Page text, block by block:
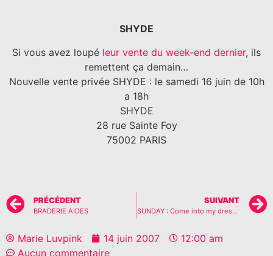
SHYDE
Si vous avez loupé leur vente du week-end dernier, ils
remettent ça demain…
Nouvelle vente privée SHYDE : le samedi 16 juin de 10h
a 18h
SHYDE
28 rue Sainte Foy
75002 PARIS
PRÉCÉDENT
BRADERIE AIDES
SUIVANT
SUNDAY : Come into my dressing…
Marie Luvpink 14 juin 2007
12:00 am
Aucun commentaire